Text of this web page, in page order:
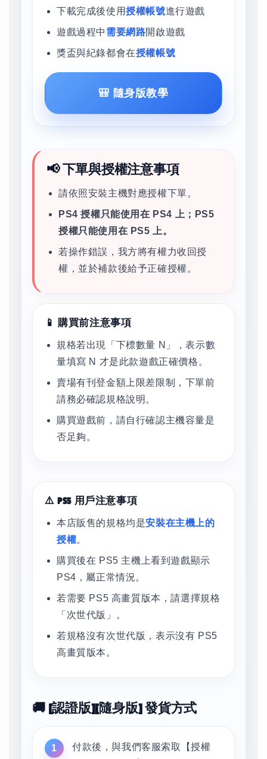
下載完成後使用授權帳號進行遊戲
遊戲過程中 需要網路開啟遊戲
獎盃與紀錄都會在授權帳號
🎒 隨身版教學
📢 下單與授權注意事項
請依照安裝主機對應授權下單。
PS4 授權只能使用在 PS4 上；PS5
授權只能使用在 PS5 上。
若操作錯誤，我方將有權力收回授
權，並於補款後給予正確授權。
📱 購買前注意事項
規格若出現「下標數量 N」，表示數
量填寫 N 才是此款遊戲正確價格。
賣場有刊登金額上限差限制，下單前
請務必確認規格說明。
購買遊戲前，請自行確認主機容量是
否足夠。
⚠️ PS5 用戶注意事項
本店販售的規格均是安裝在主機上的
授權。
購買後在 PS5 主機上看到遊戲顯示
PS4，屬正常情況。
若需要 PS5 高畫質版本，請選擇規格
「次世代版」。
若規格沒有次世代版，表示沒有 PS5
高畫質版本。
🚚 [認證版][隨身版] 發貨方式
付款後，與我們客服索取【授權